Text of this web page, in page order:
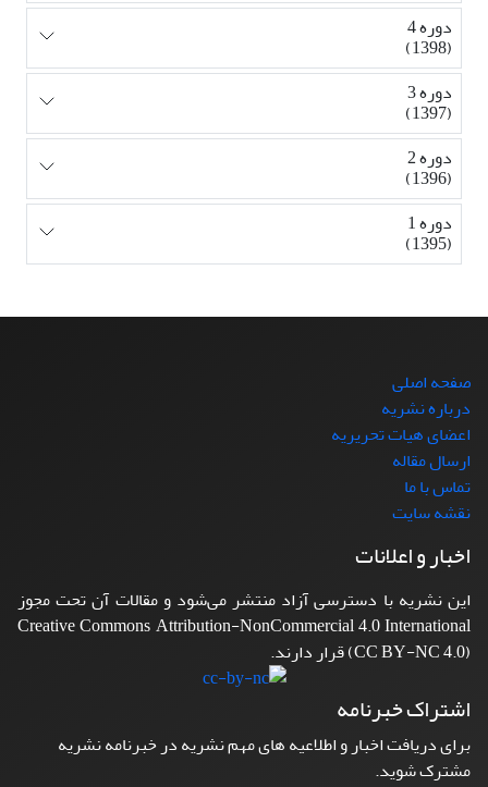
دوره 4
(1398)
دوره 3
(1397)
دوره 2
(1396)
دوره 1
(1395)
صفحه اصلی
درباره نشریه
اعضای هیات تحریریه
ارسال مقاله
تماس با ما
نقشه سایت
اخبار و اعلانات
این نشریه با دسترسی آزاد منتشر می‌شود و مقالات آن تحت مجوز
Creative Commons Attribution-NonCommercial 4.0 International
(CC BY-NC 4.0) قرار دارند.
اشتراک خبرنامه
برای دریافت اخبار و اطلاعیه های مهم نشریه در خبرنامه نشریه
مشترک شوید.